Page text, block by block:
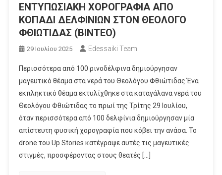
ΕΝΤΥΠΩΣΙΑΚΗ ΧΟΡΟΓΡΑΦΙΑ ΑΠΟ
ΚΟΠΑΔΙ ΔΕΛΦΙΝΙΩΝ ΣΤΟΝ ΘΕΟΛΟΓΟ
ΦΘΙΩΤΙΔΑΣ (ΒΙΝΤΕΟ)
29 Ιουλίου 2025 Edessaiki Team
Περισσότερα από 100 ρινοδέλφινα δημιούργησαν
μαγευτικό θέαμα στα νερά του Θεολόγου Φθιώτιδας Ένα
εκπληκτικό θέαμα εκτυλίχθηκε στα καταγάλανα νερά του
Θεολόγου Φθιώτιδας το πρωί της Τρίτης 29 Ιουλίου,
όταν περισσότερα από 100 δελφίνια δημιούργησαν μία
απίστευτη φυσική χορογραφία που κόβει την ανάσα. Το
drone του Up Stories κατέγραψε αυτές τις μαγευτικές
στιγμές, προσφέροντας στους θεατές […]